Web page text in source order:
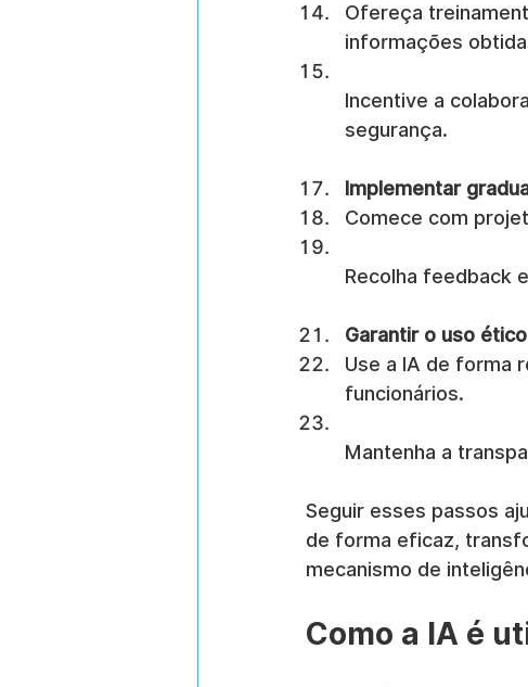
Ofereça
informações
Incentive a
segurança.
Implementar
Comece com
Recolha feedback
Garantir o uso
Use a IA de forma
funcionários.
Mantenha a
Seguir esses passos
de forma eficaz,
mecanismo de
Como a IA é